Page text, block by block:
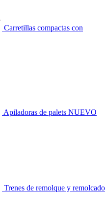
Carretillas compactas con
Apiladoras de palets NUEVO
Trenes de remolque y